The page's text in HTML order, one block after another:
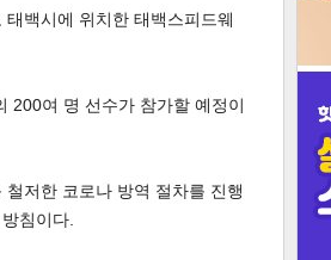
백시에 위치한 태백스피드웨
200여 명 선수가 참가할 예정이
저한 코로나 방역 절차를 진행
침이다.